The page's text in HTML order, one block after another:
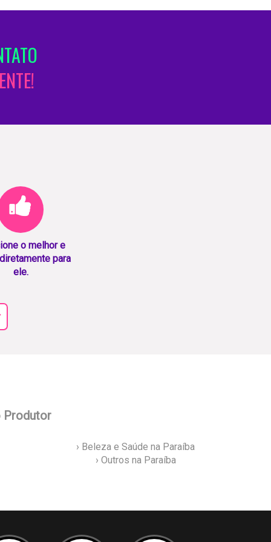
o melhor e
para
ele.
Produtor
› Beleza e Saúde na Paraíba
› Outros na Paraíba